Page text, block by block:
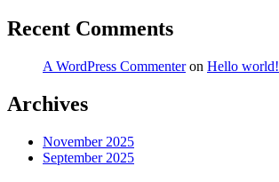
Recent Comments
A WordPress Commenteron Hello world!
Archives
November 2025
September 2025